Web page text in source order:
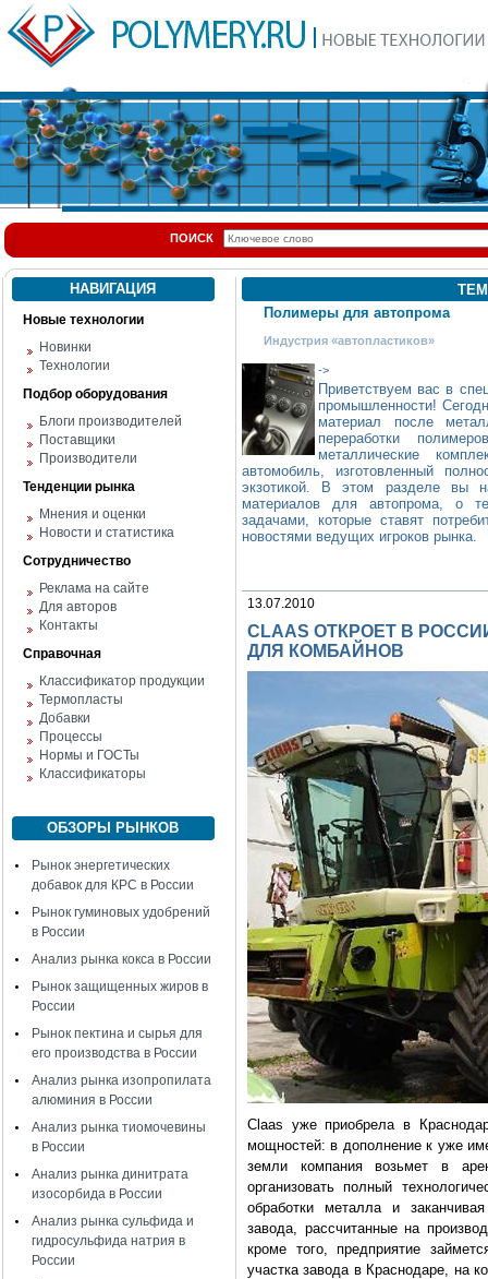
ПОИСК
НАВИГАЦИЯ
Новые технологии
Новинки
Технологии
Подбор оборудования
Блоги производителей
Поставщики
Производители
Тенденции рынка
Мнения и оценки
Новости и статистика
Сотрудничество
Реклама на сайте
Для авторов
Контакты
Справочная
Классификатор продукции
Термопласты
Добавки
Процессы
Нормы и ГОСТы
Классификаторы
ОБЗОРЫ РЫНКОВ
Рынок энергетических
добавок для КРС в России
Рынок гуминовых удобрений
в России
Анализ рынка кокса в России
Рынок защищенных жиров в
России
Рынок пектина и сырья для
его производства в России
Анализ рынка изопропилата
алюминия в России
Анализ рынка тиомочевины
в России
Анализ рынка динитрата
изосорбида в России
Анализ рынка сульфида и
гидросульфида натрия в
России
Полимеры для автопрома
Индустрия «автопластиков»
->
Приветствуем вас в
промышленности!
материал после
переработки
металлические
автомобиль, изготовленный
экзотикой. В этом разделе вы
материалов для автопрома, о
задачами, которые ставят
новостями ведущих игроков рынка.
13.07.2010
CLAAS ОТКРОЕТ В
ДЛЯ КОМБАЙНОВ
Claas уже приобрела в
мощностей: в дополнение к уже
земли компания возьмет в
организовать полный
обработки металла и
завода, рассчитанные на
кроме того, предприятие
участка завода в Краснодаре, на